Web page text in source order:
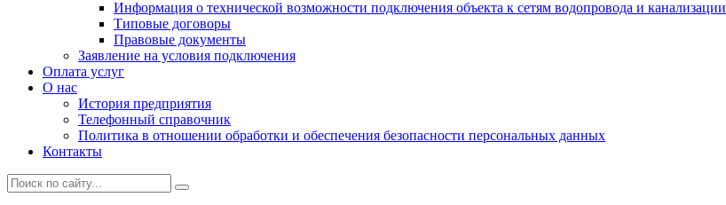
Информация о технической возможности подключения объекта к сетям водопровода и канализации
Типовые договоры
Правовые документы
Заявление на условия подключения
Оплата услуг
О нас
История предприятия
Телефонный справочник
Политика в отношении обработки и обеспечения безопасности персональных данных
Контакты